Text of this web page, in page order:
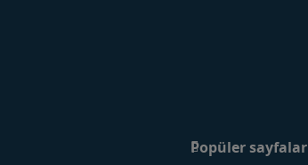
Popüler sayfalar